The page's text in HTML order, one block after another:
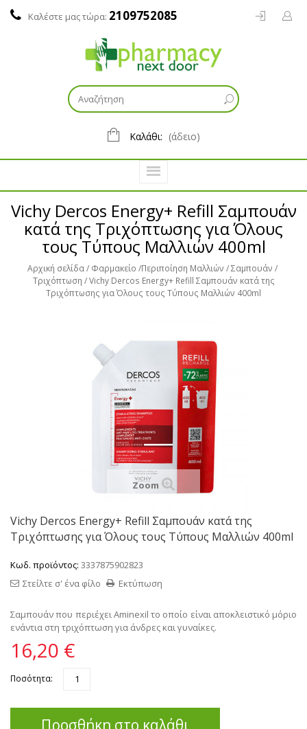
Καλέστε μας τώρα: 2109752085
Καλάθι: (άδειο)
Vichy Dercos Energy+ Refill Σαμπουάν
κατά της Τριχόπτωσης για Όλους
τους Τύπους Μαλλιών 400ml
Αρχική σελίδα Φαρμακείο Περιποίηση Μαλλιών
Σαμπουάν
Τριχόπτωση
Vichy Dercos Energy+ Refill Σαμπουάν κατά της
Τριχόπτωσης για Όλους τους Τύπους Μαλλιών 400ml
Zoom
Vichy Dercos Energy+ Refill Σαμπουάν κατά της
Τριχόπτωσης για Όλους τους Τύπους Μαλλιών 400ml
Κωδ. προϊόντος: 3337875902823
Εκτύπωση
Στείλτε σ' ένα φίλο
Σαμπουάν που περιέχει Aminexil το οποίο είναι αποκλειστικό μόριο
ενάντια στη τριχόπτωση για άνδρες και γυναίκες.
16,20 €
Ποσότητα:
Προσθήκη στο καλάθι